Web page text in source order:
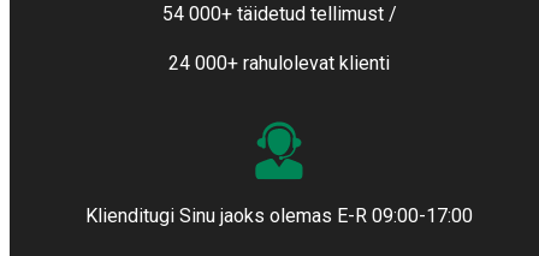
54 000+ täidetud tellimust /
24 000+ rahulolevat klienti
Klienditugi Sinu jaoks olemas E-R 09:00-17:00